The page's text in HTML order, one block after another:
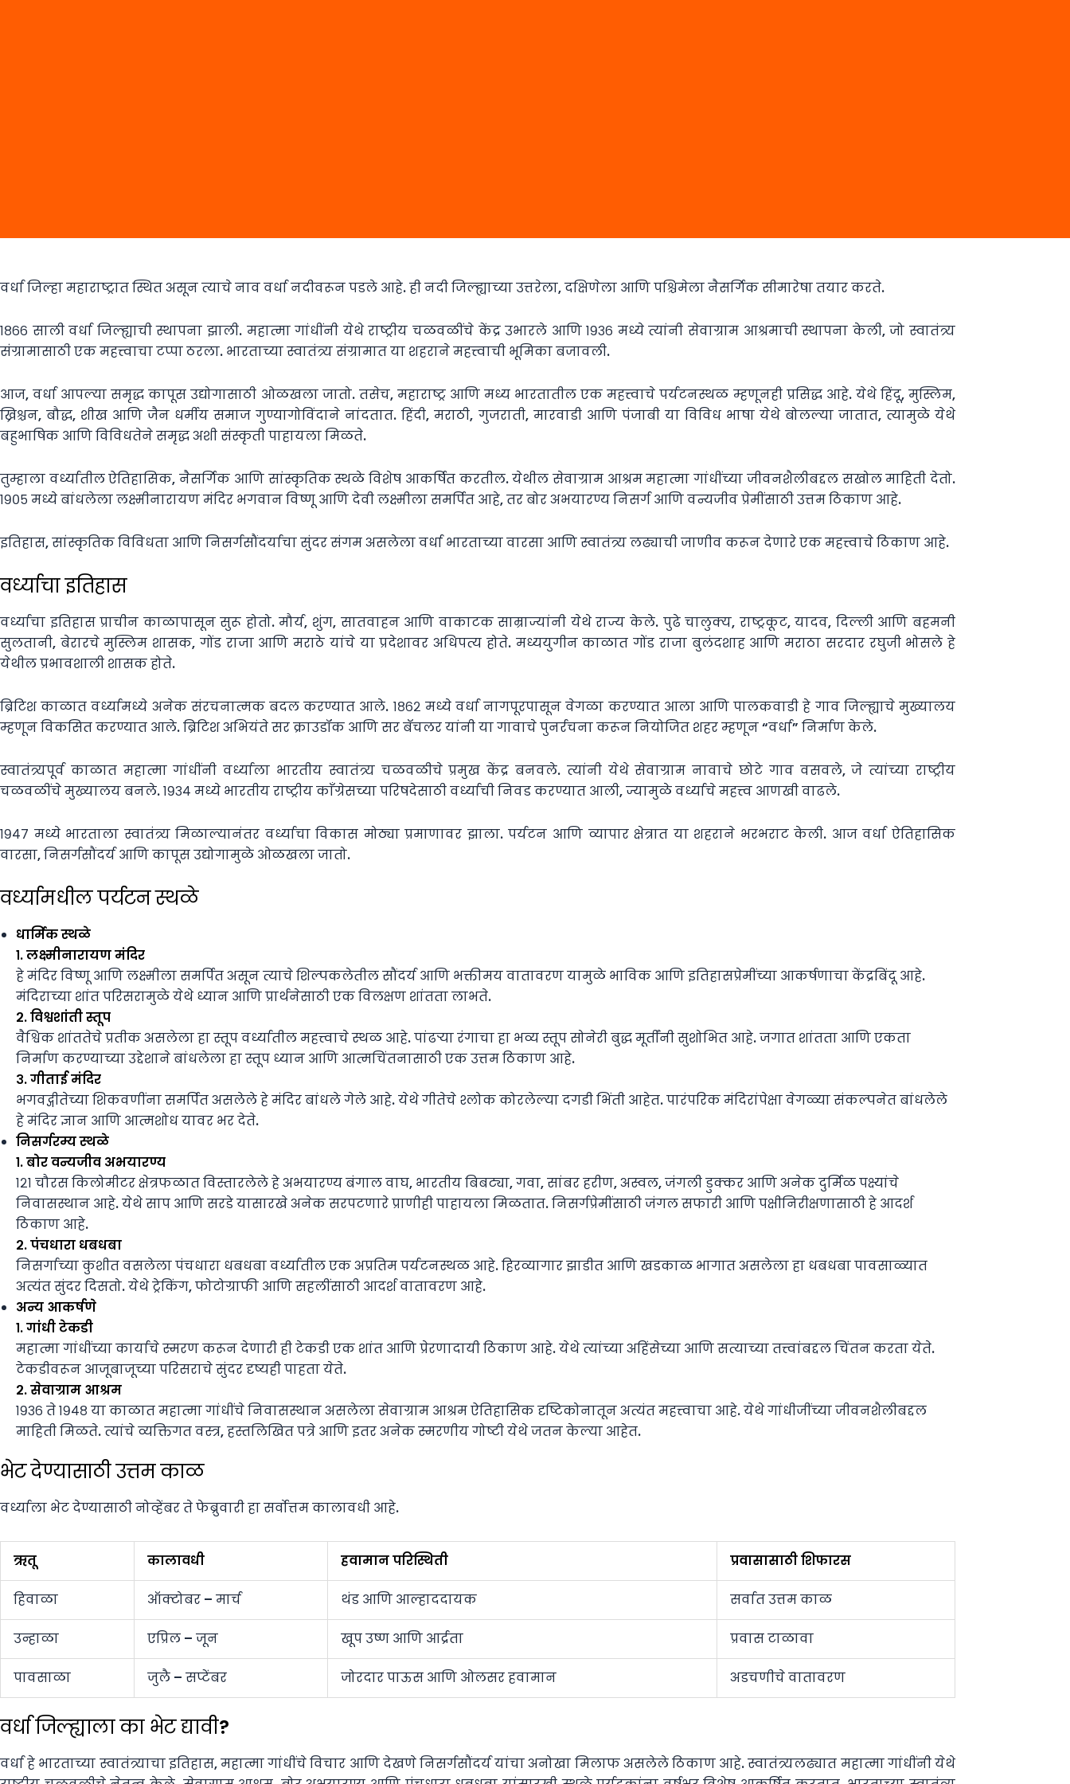
वर्धा जिल्हा महाराष्ट्रात स्थित असून त्याचे नाव वर्धा नदीवरून पडले आहे. ही नदी जिल्ह्याच्या उत्तरेला, दक्षिणेला आणि पश्चिमेला नैसर्गिक सीमारेषा तयार करते.
१८६६ साली वर्धा जिल्ह्याची स्थापना झाली. महात्मा गांधींनी येथे राष्ट्रीय चळवळींचे केंद्र उभारले आणि १९३६ मध्ये त्यांनी सेवाग्राम आश्रमाची स्थापना केली, जो स्वातंत्र्य
संग्रामासाठी एक महत्त्वाचा टप्पा ठरला. भारताच्या स्वातंत्र्य संग्रामात या शहराने महत्त्वाची भूमिका बजावली.
आज, वर्धा आपल्या समृद्ध कापूस उद्योगासाठी ओळखला जातो. तसेच, महाराष्ट्र आणि मध्य भारतातील एक महत्त्वाचे पर्यटनस्थळ म्हणूनही प्रसिद्ध आहे. येथे हिंदू, मुस्लिम,
ख्रिश्चन, बौद्ध, शीख आणि जैन धर्मीय समाज गुण्यागोविंदाने नांदतात. हिंदी, मराठी, गुजराती, मारवाडी आणि पंजाबी या विविध भाषा येथे बोलल्या जातात, त्यामुळे येथे
बहुभाषिक आणि विविधतेने समृद्ध अशी संस्कृती पाहायला मिळते.
तुम्हाला वर्ध्यातील ऐतिहासिक, नैसर्गिक आणि सांस्कृतिक स्थळे विशेष आकर्षित करतील. येथील सेवाग्राम आश्रम महात्मा गांधींच्या जीवनशैलीबद्दल सखोल माहिती देतो.
१९०५ मध्ये बांधलेला लक्ष्मीनारायण मंदिर भगवान विष्णू आणि देवी लक्ष्मीला समर्पित आहे, तर बोर अभयारण्य निसर्ग आणि वन्यजीव प्रेमींसाठी उत्तम ठिकाण आहे.
इतिहास, सांस्कृतिक विविधता आणि निसर्गसौंदर्याचा सुंदर संगम असलेला वर्धा भारताच्या वारसा आणि स्वातंत्र्य लढ्याची जाणीव करून देणारे एक महत्त्वाचे ठिकाण आहे.
वर्ध्याचा इतिहास
वर्ध्याचा इतिहास प्राचीन काळापासून सुरू होतो. मौर्य, शुंग, सातवाहन आणि वाकाटक साम्राज्यांनी येथे राज्य केले. पुढे चालुक्य, राष्ट्रकूट, यादव, दिल्ली आणि बहमनी
सुलतानी, बेरारचे मुस्लिम शासक, गोंड राजा आणि मराठे यांचे या प्रदेशावर अधिपत्य होते. मध्ययुगीन काळात गोंड राजा बुलंदशाह आणि मराठा सरदार रघुजी भोसले हे
येथील प्रभावशाली शासक होते.
ब्रिटिश काळात वर्ध्यामध्ये अनेक संरचनात्मक बदल करण्यात आले. १८६२ मध्ये वर्धा नागपूरपासून वेगळा करण्यात आला आणि पालकवाडी हे गाव जिल्ह्याचे मुख्यालय
म्हणून विकसित करण्यात आले. ब्रिटिश अभियंते सर क्राउडॉक आणि सर बॅचलर यांनी या गावाचे पुनर्रचना करून नियोजित शहर म्हणून “वर्धा” निर्माण केले.
स्वातंत्र्यपूर्व काळात महात्मा गांधींनी वर्ध्याला भारतीय स्वातंत्र्य चळवळीचे प्रमुख केंद्र बनवले. त्यांनी येथे सेवाग्राम नावाचे छोटे गाव वसवले, जे त्यांच्या राष्ट्रीय
चळवळींचे मुख्यालय बनले. १९३४ मध्ये भारतीय राष्ट्रीय काँग्रेसच्या परिषदेसाठी वर्ध्याची निवड करण्यात आली, ज्यामुळे वर्ध्याचे महत्त्व आणखी वाढले.
१९४७ मध्ये भारताला स्वातंत्र्य मिळाल्यानंतर वर्ध्याचा विकास मोठ्या प्रमाणावर झाला. पर्यटन आणि व्यापार क्षेत्रात या शहराने भरभराट केली. आज वर्धा ऐतिहासिक
वारसा, निसर्गसौंदर्य आणि कापूस उद्योगामुळे ओळखला जातो.
वर्ध्यामधील पर्यटन स्थळे
धार्मिक स्थळे
१. लक्ष्मीनारायण मंदिर
हे मंदिर विष्णू आणि लक्ष्मीला समर्पित असून त्याचे शिल्पकलेतील सौंदर्य आणि भक्तीमय वातावरण यामुळे भाविक आणि इतिहासप्रेमींच्या आकर्षणाचा केंद्रबिंदू आहे.
मंदिराच्या शांत परिसरामुळे येथे ध्यान आणि प्रार्थनेसाठी एक विलक्षण शांतता लाभते.
२. विश्वशांती स्तूप
वैश्विक शांततेचे प्रतीक असलेला हा स्तूप वर्ध्यातील महत्त्वाचे स्थळ आहे. पांढऱ्या रंगाचा हा भव्य स्तूप सोनेरी बुद्ध मूर्तींनी सुशोभित आहे. जगात शांतता आणि एकता
निर्माण करण्याच्या उद्देशाने बांधलेला हा स्तूप ध्यान आणि आत्मचिंतनासाठी एक उत्तम ठिकाण आहे.
३. गीताई मंदिर
भगवद्गीतेच्या शिकवणींना समर्पित असलेले हे मंदिर बांधले गेले आहे. येथे गीतेचे श्लोक कोरलेल्या दगडी भिंती आहेत. पारंपरिक मंदिरांपेक्षा वेगळ्या संकल्पनेत बांधलेले
हे मंदिर ज्ञान आणि आत्मशोध यावर भर देते.
निसर्गरम्य स्थळे
१. बोर वन्यजीव अभयारण्य
१२१ चौरस किलोमीटर क्षेत्रफळात विस्तारलेले हे अभयारण्य बंगाल वाघ, भारतीय बिबट्या, गवा, सांबर हरीण, अस्वल, जंगली डुक्कर आणि अनेक दुर्मिळ पक्ष्यांचे
निवासस्थान आहे. येथे साप आणि सरडे यासारखे अनेक सरपटणारे प्राणीही पाहायला मिळतात. निसर्गप्रेमींसाठी जंगल सफारी आणि पक्षीनिरीक्षणासाठी हे आदर्श
ठिकाण आहे.
२. पंचधारा धबधबा
निसर्गाच्या कुशीत वसलेला पंचधारा धबधबा वर्ध्यातील एक अप्रतिम पर्यटनस्थळ आहे. हिरव्यागार झाडीत आणि खडकाळ भागात असलेला हा धबधबा पावसाळ्यात
अत्यंत सुंदर दिसतो. येथे ट्रेकिंग, फोटोग्राफी आणि सहलींसाठी आदर्श वातावरण आहे.
अन्य आकर्षणे
१. गांधी टेकडी
महात्मा गांधींच्या कार्याचे स्मरण करून देणारी ही टेकडी एक शांत आणि प्रेरणादायी ठिकाण आहे. येथे त्यांच्या अहिंसेच्या आणि सत्याच्या तत्त्वांबद्दल चिंतन करता येते.
टेकडीवरून आजूबाजूच्या परिसराचे सुंदर दृष्यही पाहता येते.
२. सेवाग्राम आश्रम
१९३६ ते १९४८ या काळात महात्मा गांधींचे निवासस्थान असलेला सेवाग्राम आश्रम ऐतिहासिक दृष्टिकोनातून अत्यंत महत्त्वाचा आहे. येथे गांधीजींच्या जीवनशैलीबद्दल
माहिती मिळते. त्यांचे व्यक्तिगत वस्त्र, हस्तलिखित पत्रे आणि इतर अनेक स्मरणीय गोष्टी येथे जतन केल्या आहेत.
भेट देण्यासाठी उत्तम काळ
वर्ध्याला भेट देण्यासाठी नोव्हेंबर ते फेब्रुवारी हा सर्वोत्तम कालावधी आहे.
ऋतू कालावधी हवामान परिस्थिती प्रवासासाठी शिफारस
हिवाळा ऑक्टोबर – मार्च थंड आणि आल्हाददायक सर्वात उत्तम काळ
उन्हाळा एप्रिल – जून खूप उष्ण आणि आर्द्रता प्रवास टाळावा
पावसाळा जुलै – सप्टेंबर जोरदार पाऊस आणि ओलसर हवामान अडचणीचे वातावरण
वर्धा जिल्ह्याला का भेट द्यावी?
वर्धा हे भारताच्या स्वातंत्र्याचा इतिहास, महात्मा गांधींचे विचार आणि देखणे निसर्गसौंदर्य यांचा अनोखा मिलाफ असलेले ठिकाण आहे. स्वातंत्र्यलढ्यात महात्मा गांधींनी येथे